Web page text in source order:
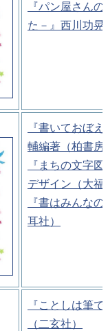
『パン屋さん
た－』西川功
『書いておぼ
輔編著（柏書房
『まちの文字
デザイン（大福
『書はみんな
耳社）
『ことしは筆
（二玄社）